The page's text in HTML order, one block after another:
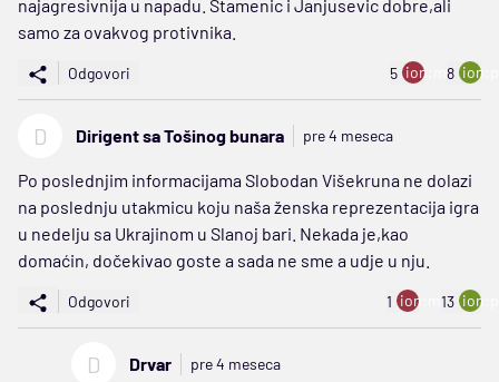
najagresivnija u napadu. Stamenic i Janjusevic dobre,ali
samo za ovakvog protivnika.
Odgovori 5 ion:minus
8
D Dirigent sa Tošinog bunara pre 4 meseca
Po poslednjim informacijama Slobodan Višekruna ne dolazi
na poslednju utakmicu koju naša ženska reprezentacija igra
u nedelju sa Ukrajinom u Slanoj bari. Nekada je,kao
domaćin, dočekivao goste a sada ne sme a udje u nju.
Odgovori 1 ion:minus
13
D Drvar pre 4 meseca